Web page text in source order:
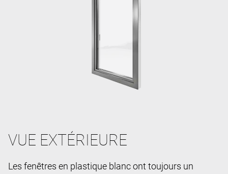
VUE EXTÉRIEURE
Les fenêtres en plastique blanc ont toujours un